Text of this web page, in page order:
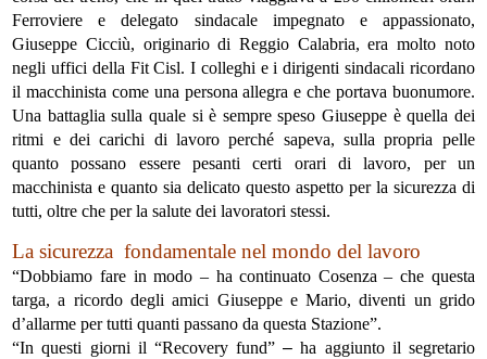
Ferroviere e delegato sindacale impegnato e appassionato,
Giuseppe Cicciù, originario di Reggio Calabria, era molto noto
negli uffici della Fit Cisl. I colleghi e i dirigenti sindacali ricordano
il macchinista come una persona allegra e che portava buonumore.
Una battaglia sulla quale si è sempre speso Giuseppe è quella dei
ritmi e dei carichi di lavoro perché sapeva, sulla propria pelle
quanto possano essere pesanti certi orari di lavoro, per un
macchinista e quanto sia delicato questo aspetto per la sicurezza di
tutti, oltre che per la salute dei lavoratori stessi.
La sicurezza fondamentale nel mondo del lavoro
“Dobbiamo fare in modo – ha continuato Cosenza – che questa
targa, a ricordo degli amici Giuseppe e Mario, diventi un grido
d’allarme per tutti quanti passano da questa Stazione”.
“In questi giorni il “Recovery fund” – ha aggiunto il segretario